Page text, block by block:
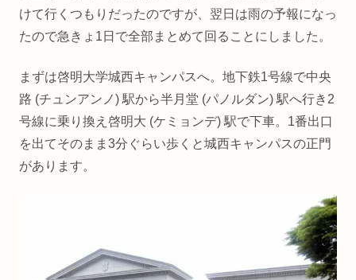
けて行くつもりだったのですが、翌日は雨の予報になっ
たので急きょ1日で全部まとめて回ることにしました。
まずは啓明大学城西キャンパスへ。地下鉄1号線で中央
路 (チュンアンノ) 駅から半月堂 (パノルダン) 駅へ行き2
号線に乗り換え啓明大 (ケミョンデ) 駅で下車。1番出口
を出てそのまま3分ぐらい歩くと城西キャンパスの正門
があります。